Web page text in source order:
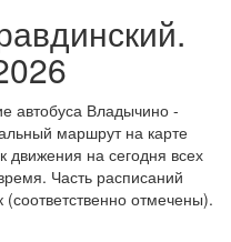
автобуса Владычино -
маршрут на карте
движения на сегодня всех
Часть расписаний
отмечены).